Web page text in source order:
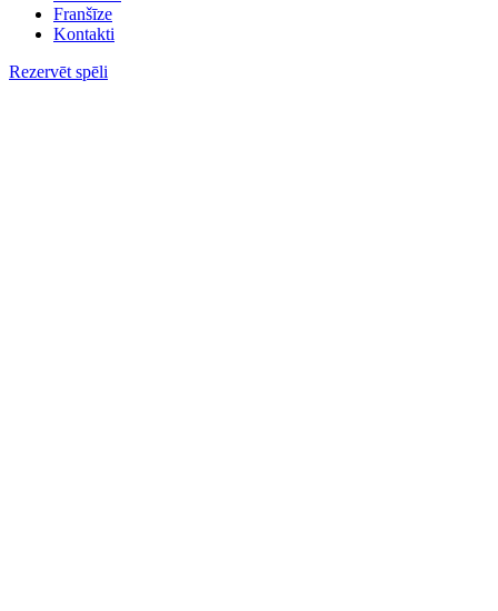
Franšīze
Kontakti
Rezervēt spēli